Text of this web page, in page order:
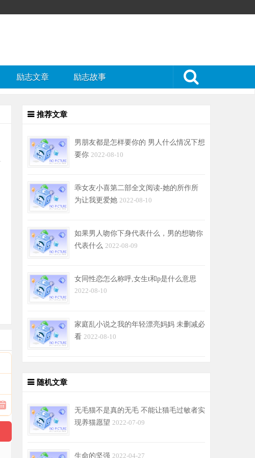
励志文章 励志故事
推荐文章
男朋友都是怎样要你的 男人什么情况下想
要你 2022-08-10
乖女友小喜第二部全文阅读-她的所作所
为让我更爱她 2022-08-10
如果男人吻你下身代表什么，男的想吻你
代表什么 2022-08-09
女同性恋怎么称呼,女生t和p是什么意思
2022-08-10
家庭乱小说之我的年轻漂亮妈妈 未删减必
看 2022-08-10
随机文章
无毛猫不是真的无毛 不能让猫毛过敏者实
现养猫愿望 2022-07-09
生命的坚强 2022-04-27